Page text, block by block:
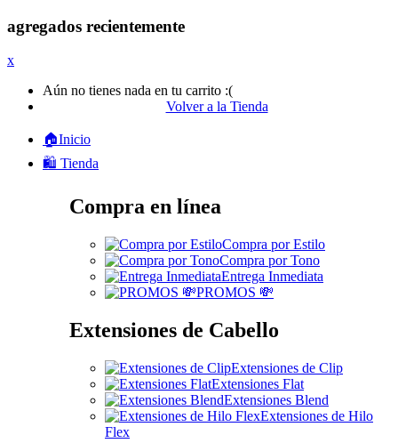
agregados recientemente
x
Aún no tienes nada en tu carrito :(
Volver a la Tienda
🏠Inicio
🛍️ Tienda
Compra en línea
Compra por Estilo
Compra por Tono
Entrega Inmediata
PROMOS 💸
Extensiones de Cabello
Extensiones de Clip
Extensiones Flat
Extensiones Blend
Extensiones de Hilo
Flex